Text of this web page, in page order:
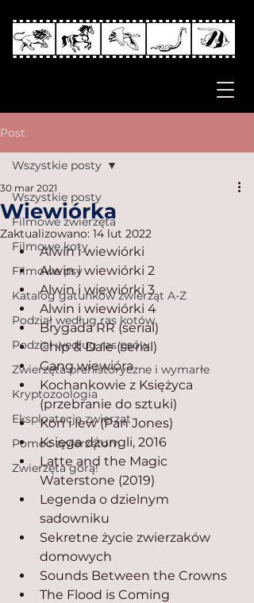
Post
Wszystkie posty
Filmowe zwierzęta
Filmowe koty
Filmowe psy
Katalog gatunków zwierząt A-Z
Podział według ras kotów
Podział według ras psów
Zwierzęta prehistoryczne i wymarłe
Kryptozoologia
Eksploatacja zwierząt
Pomoc zwierzętom
Zwierzęta górą!
Wszystkie posty
Wiewiórka
30 mar 2021
Zaktualizowano: 14 lut 2022
Alwin i wiewiórki
Alwin i wiewiórki 2
Alwin i wiewiórki 3
Alwin i wiewiórki 4
Brygada RR (serial)
Chip & Dale (serial)
Gang wiewióra
Kochankowie z Księżyca
(przebranie do sztuki)
Koń i lew (Pan Jones)
Księga dżungli, 2016
Latte and the Magic
Waterstone (2019)
Legenda o dzielnym
sadowniku
Sekretne życie zwierzaków
domowych
Sounds Between the Crowns
The Flood is Coming